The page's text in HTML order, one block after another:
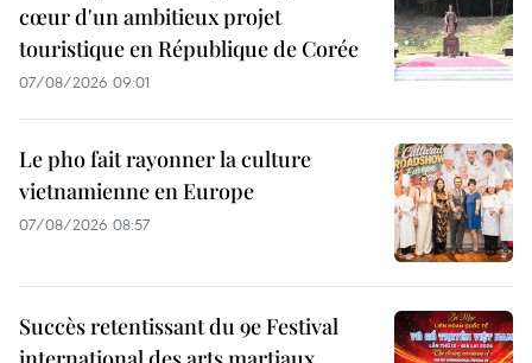
cœur d'un ambitieux projet
touristique en République de Corée
07/08/2026 09:01
Le pho fait rayonner la culture
vietnamienne en Europe
07/08/2026 08:57
Succès retentissant du 9e Festival